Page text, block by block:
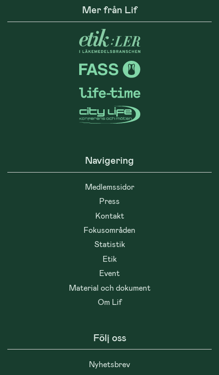
Mer från Lif
Navigering
Medlemssidor
Press
Kontakt
Fokusområden
Statistik
Etik
Event
Material och dokument
Om Lif
Följ oss
Nyhetsbrev